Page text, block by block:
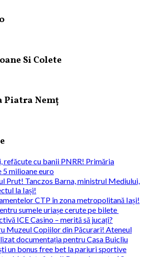
Si Colete
Piatra Nemț
refăcute cu banii PNRR! Primăria
5 milioane euro
Prut! Tanczos Barna, ministrul Mediului,
la Iași!
CTP în zona metropolitană Iași!
sumele uriașe cerute pe bilete
ICE Casino – merită să jucați?
Muzeul Copiilor din Păcurari! Ateneul
documentația pentru Casa Buicliu
un bonus free bet la pariuri sportive